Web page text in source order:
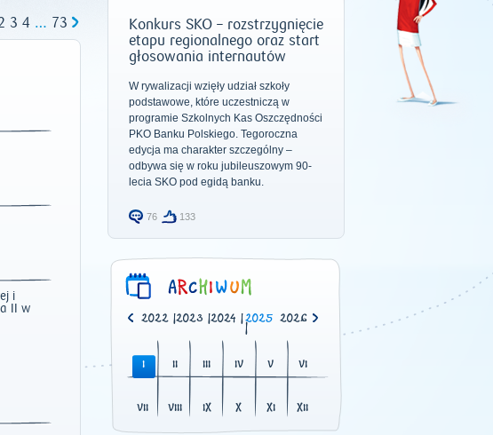
3 4 … 73
i
II w
Konkurs SKO – rozstrzygnięcie
etapu regionalnego oraz start
głosowania internautów
W rywalizacji wzięły udział szkoły
podstawowe, które uczestniczą w
programie Szkolnych Kas Oszczędności
PKO Banku Polskiego. Tegoroczna
edycja ma charakter szczególny –
odbywa się w roku jubileuszowym 90-
lecia SKO pod egidą banku.
76 133
2021| 2022|2023 |2024 |2025
|
2026
I II III IV V VI
VII VIII IX X XI XII